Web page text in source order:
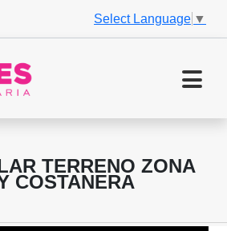
Select Language ▼
TERRENO ZONA
COSTANERA